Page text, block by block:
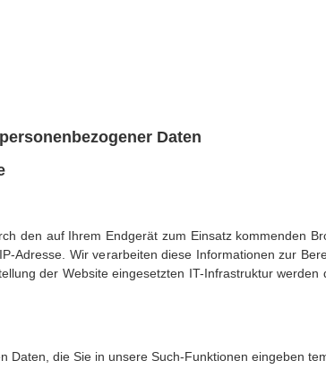
Daten
den auf Ihrem Endgerät zum Einsatz kommenden
Adresse. Wir verarbeiten diese Informationen zur
der Website eingesetzten IT-Infrastruktur
die Sie in unsere Such-Funktionen eingeben